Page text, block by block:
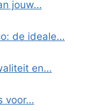
jouw…
de ideale…
en…
voor…